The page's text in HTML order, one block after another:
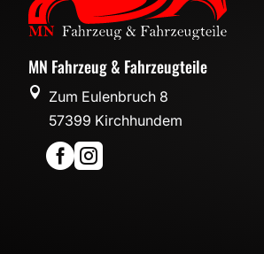
MN Fahrzeug & Fahrzeugteile

Zum Eulenbruch 8
57399 Kirchhundem
